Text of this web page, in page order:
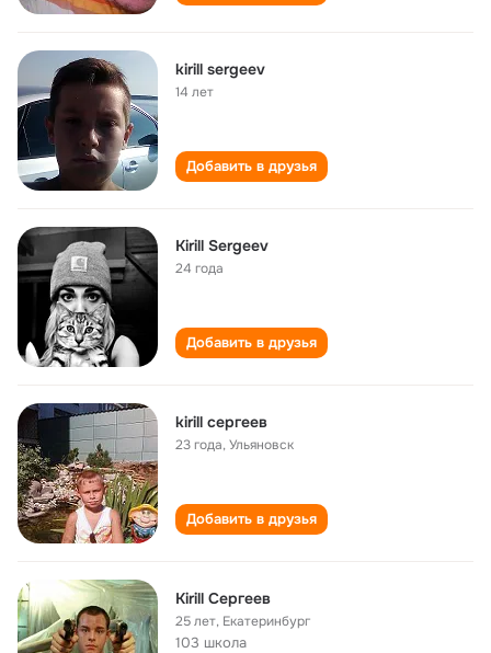
kirill sergeev
14 лет
Добавить в друзья
Kirill Sergeev
24 года
Добавить в друзья
kirill cергеев
23 года,Ульяновск
Добавить в друзья
Kirill Сергеев
25 лет, Екатеринбург
103 школа